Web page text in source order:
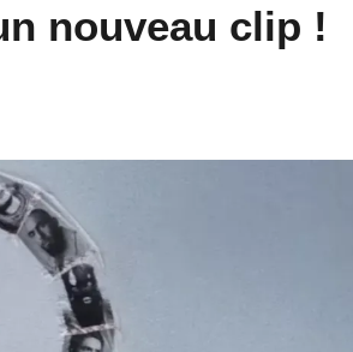
nouveau clip !